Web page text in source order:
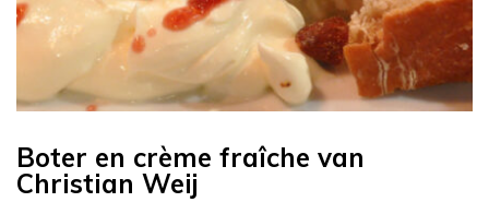
Boter en crème fraîche van
Christian Weij